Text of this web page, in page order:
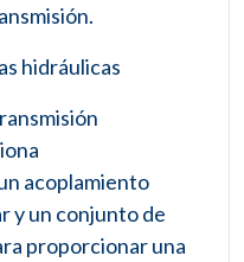
hidráulicas
acoplamiento
y un conjunto de
proporcionar una